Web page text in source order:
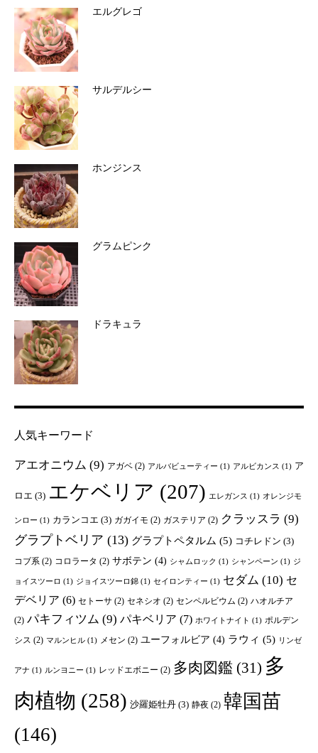
エルグレゴ
サルデルシー
ホンジンス
グラムピンク
ドラキュラ
人気キーワード
アエオニウム (9) アガベ (2) アルバビューティー (1) アルビカンス (1) ア
ロエ (3) エケベリア (207) エレガンス (1) オレンジモ
ンロー (1) カランコエ (3) ガガイモ (2) ガステリア (2) クラッスラ (9)
グラプトベリア (13) グラプトペタルム (5) コチレドン (3)
コブ系 (2) コロラータ (2) サボテン (4) シャムロック (1) シャンペーン (1) ジ
ョイスツーロ (1) ジョイスツーロ錦 (1) セイロンティー (1) セダム (10) セ
デベリア (6) セトーサ (2) セネシオ (2) センペルビウム (2) ハオルチア
(2) パキフィツム (9) パキベリア (7) ホワイトナイト (1) ポルデン
シス (2) マルンヒル (1) メセン (2) ユーフォルビア (4) ラウィ (5) リンゼ
アナ (1) ルンヨニー (1) レッドエボニー (2) 多肉図鑑 (31) 多
肉植物 (258) 沙羅姫牡丹 (3) 静夜 (2) 韓国苗
(146)